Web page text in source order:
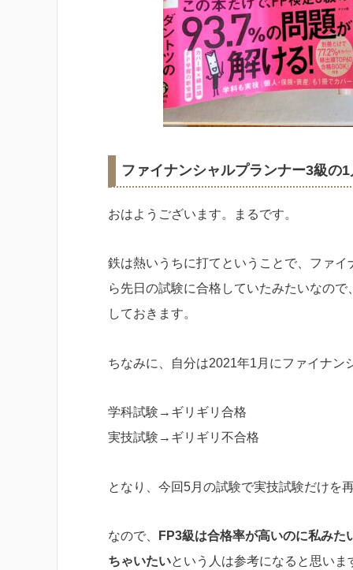
ファイナンシャルプランナー3級の
おはようございます。まるです。
鉄は熱いうちに打てということで、ファ
ら先日の試験に合格していたみたいなの
しておきます。
ちなみに、自分は2021年1月にファイナン
学科試験→ギリギリ合格
実技試験→ギリギリ不合格
となり、今回5月の試験で実技試験だけを
なので、
FP3級は合格率が高いのに私みた
ちゃいたいという人は参考になると思いま